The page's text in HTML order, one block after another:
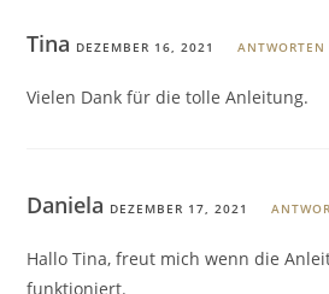
Tina DEZEMBER 16, 2021 ANTWORTEN
Vielen Dank für die tolle Anleitung.
Daniela DEZEMBER 17, 2021
Hallo Tina, freut mich wenn die
funktioniert.